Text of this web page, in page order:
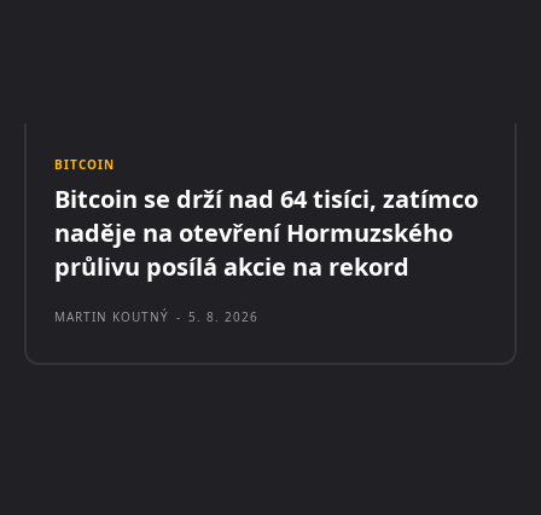
BITCOIN
Bitcoin se drží nad 64 tisíci, zatímco
naděje na otevření Hormuzského
průlivu posílá akcie na rekord
MARTIN KOUTNÝ - 5. 8. 2026